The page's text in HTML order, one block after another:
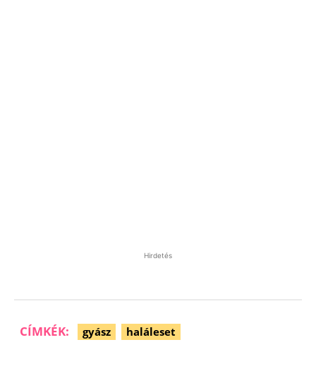
Hirdetés
CÍMKÉK: gyász haláleset